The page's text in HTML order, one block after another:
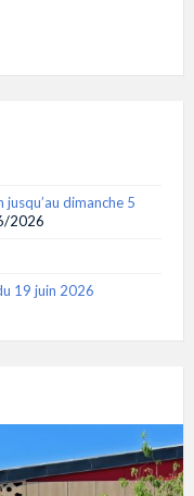
dimanche 5
2026
19 juin 2026